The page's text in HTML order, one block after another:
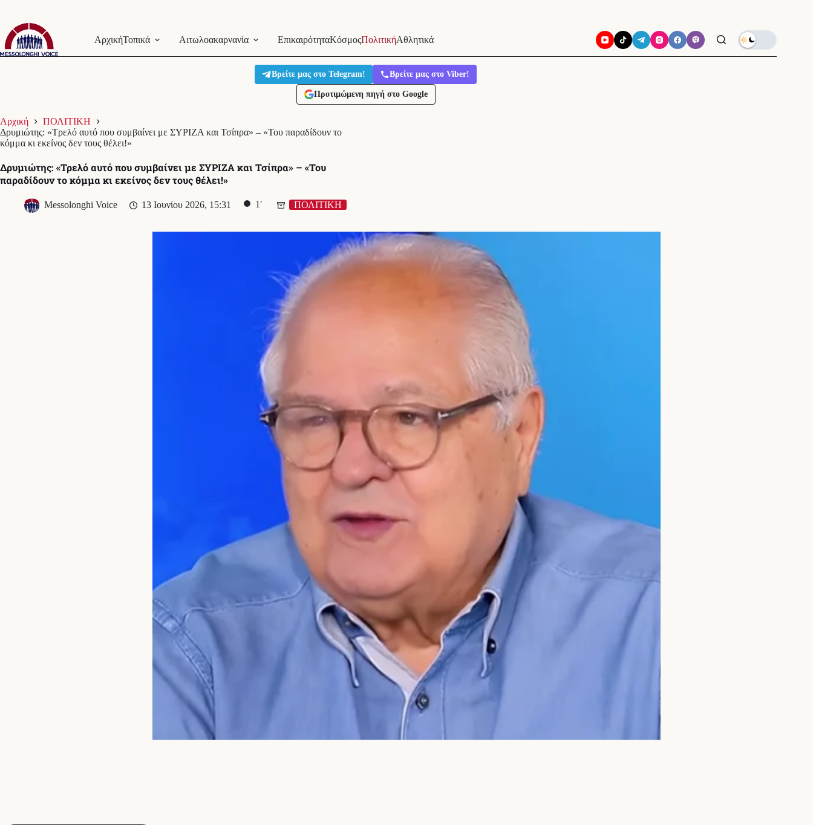
Μετάβαση
στο
περιεχόμενο
ΑρχικήΤοπικά Αιτωλοακαρνανία ΕπικαιρότηταΚόσμοςΠολιτικήΑθλητικά
Βρείτε μας στο Telegram! Βρείτε μας στο Viber!
Προτιμώμενη πηγή στο Google
Αρχική
ΠΟΛΙΤΙΚΗ
Δρυμιώτης: «Τρελό αυτό που συμβαίνει με ΣΥΡΙΖΑ και Τσίπρα» – «Του παραδίδουν το
κόμμα κι εκείνος δεν τους θέλει!»
Δρυμιώτης: «Τρελό αυτό που συμβαίνει με ΣΥΡΙΖΑ και Τσίπρα» – «Του
παραδίδουν το κόμμα κι εκείνος δεν τους θέλει!»
Messolonghi Voice 13 Ιουνίου 2026, 15:31 1′ ΠΟΛΙΤΙΚΗ